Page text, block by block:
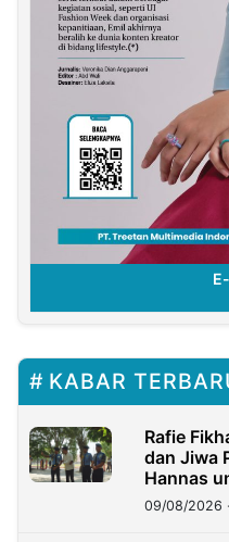
KABAR
Rafie
dan Jiwa
Hannas
09/08/2026